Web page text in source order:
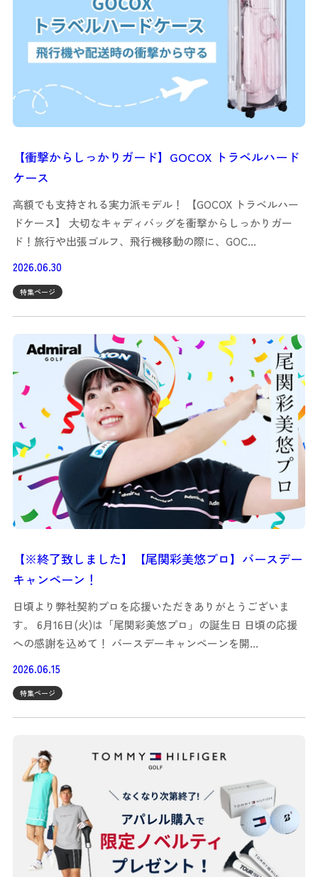
【衝撃からしっかりガード】GOCOX トラベルハード
ケース
高額でも支持される実力派モデル！ 【GOCOX トラベルハー
ドケース】 大切なキャディバッグを衝撃からしっかりガー
ド！旅行や出張ゴルフ、飛行機移動の際に、GOC…
2026.06.30
特集ページ
【※終了致しました】【尾関彩美悠プロ】バースデー
キャンペーン！
日頃より弊社契約プロを応援いただきありがとうございま
す。 6月16日(火)は「尾関彩美悠プロ」の誕生日 日頃の応援
への感謝を込めて！ バースデーキャンペーンを開…
2026.06.15
特集ページ